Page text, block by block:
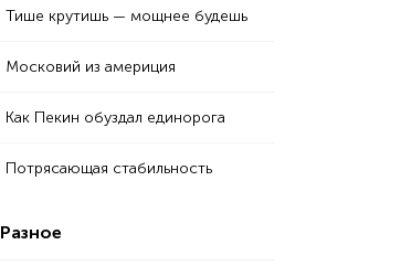
Тише крутишь — мощнее будешь
Московий из америция
Как Пекин обуздал единорога
Потрясающая стабильность
Разное